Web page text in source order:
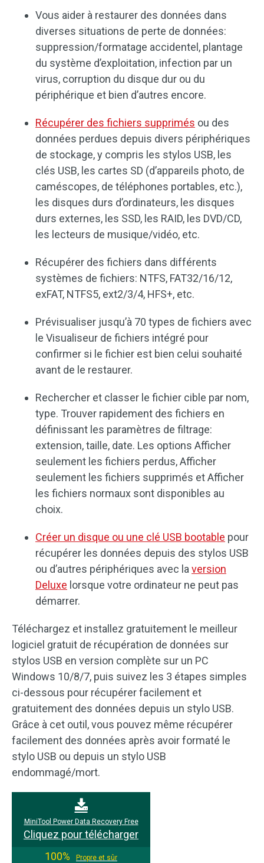
Vous aider à restaurer des données dans
diverses situations de perte de données:
suppression/formatage accidentel, plantage
du système d’exploitation, infection par un
virus, corruption du disque dur ou du
périphérique et bien d’autres encore.
Récupérer des fichiers supprimés ou des
données perdues depuis divers périphériques
de stockage, y compris les stylos USB, les
clés USB, les cartes SD (d’appareils photo, de
caméscopes, de téléphones portables, etc.),
les disques durs d’ordinateurs, les disques
durs externes, les SSD, les RAID, les DVD/CD,
les lecteurs de musique/vidéo, etc.
Récupérer des fichiers dans différents
systèmes de fichiers: NTFS, FAT32/16/12,
exFAT, NTFS5, ext2/3/4, HFS+, etc.
Prévisualiser jusqu’à 70 types de fichiers avec
le Visualiseur de fichiers intégré pour
confirmer si le fichier est bien celui souhaité
avant de le restaurer.
Rechercher et classer le fichier cible par nom,
type. Trouver rapidement des fichiers en
définissant les paramètres de filtrage:
extension, taille, date. Les options Afficher
seulement les fichiers perdus, Afficher
seulement les fichiers supprimés et Afficher
les fichiers normaux sont disponibles au
choix.
Créer un disque ou une clé USB bootable pour
récupérer les données depuis des stylos USB
ou d’autres périphériques avec la version
Deluxe lorsque votre ordinateur ne peut pas
démarrer.
Téléchargez et installez gratuitement le meilleur
logiciel gratuit de récupération de données sur
stylos USB en version complète sur un PC
Windows 10/8/7, puis suivez les 3 étapes simples
ci-dessous pour récupérer facilement et
gratuitement des données depuis un stylo USB.
Grâce à cet outil, vous pouvez même récupérer
facilement des données après avoir formaté le
stylo USB ou depuis un stylo USB
endommagé/mort.
MiniTool Power Data Recovery Free
Cliquez pour télécharger
100%
Propre et sûr